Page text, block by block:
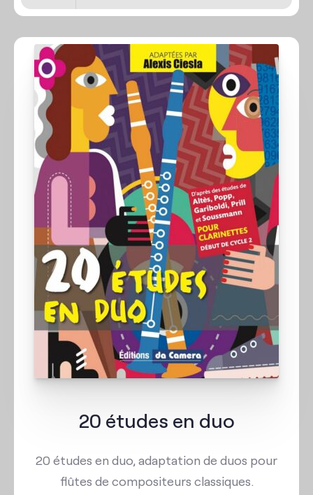
20 études en duo
20 études en duo, adaptation de duos pour
flûtes de compositeurs classiques.